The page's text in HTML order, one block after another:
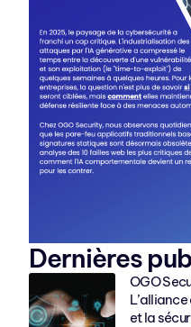
Dernières
OGO
et la